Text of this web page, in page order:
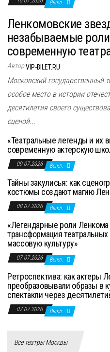
Выкл.
Ленкомовские
незабываемые
современную
АвторVIP-BILET.RU
Московский государственный
особое место в истории
десятилетия своего
сценой...
«Театральные легенды и их
современную актерскую
09.07.2026 Выкл.
Тайны закулисья: как
костюмы создают магию
08.07.2026 Выкл.
«Легендарные роли Ленкома
трансформация театральных
массовую культуру»
07.07.2026 Выкл.
Ретроспектива: как актеры
преобразовывали образы в
спектакли через
07.07.2026 Выкл.
Все театры Москвы